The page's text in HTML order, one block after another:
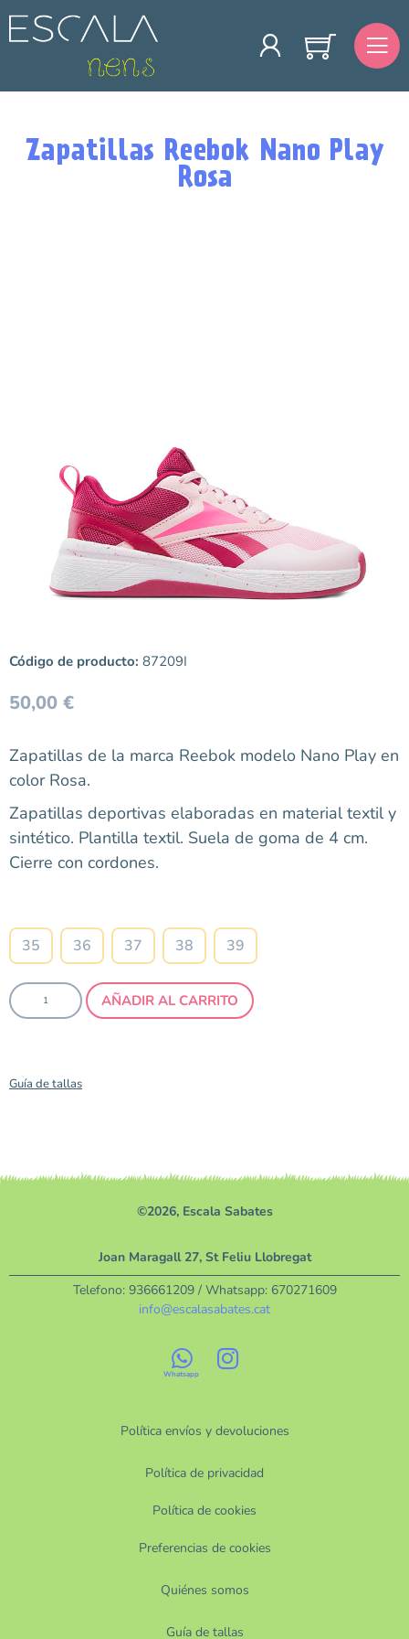
Zapatillas Reebok Nano Play
Rosa
Código de producto: 87209I
50,00 €
Zapatillas de la marca Reebok modelo Nano Play en
color Rosa.
Zapatillas deportivas elaboradas en material textil y
sintético. Plantilla textil. Suela de goma de 4 cm.
Cierre con cordones.
35 36 37 38 39
AÑADIR AL CARRITO
Guía de tallas
©2026, Escala Sabates
Política envíos y devoluciones
Política de privacidad
Política de cookies
Preferencias de cookies
Quiénes somos
Guía de tallas
Joan Maragall 27, St Feliu Llobregat
Telefono: 936661209/ Whatsapp: 670271609
info@escalasabates.cat